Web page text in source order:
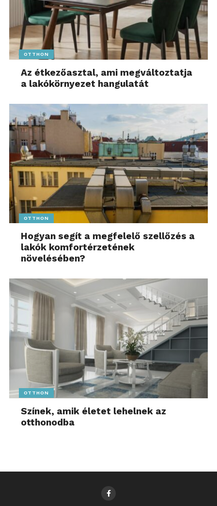
OTTHON
Az étkezőasztal, ami megváltoztatja
a lakókörnyezet hangulatát
OTTHON
Hogyan segít a megfelelő szellőzés a
lakók komfortérzetének
növelésében?
OTTHON
Színek, amik életet lehelnek az
otthonodba